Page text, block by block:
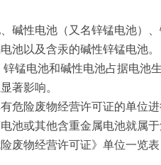
碱性电池（又名锌锰电池）
池以及含汞的碱性锌锰电池。
锰电池和碱性电池占据电池
著影响。
险废物经营许可证的单位进
或其他含重金属电池就属于
废物经营许可证》单位一览